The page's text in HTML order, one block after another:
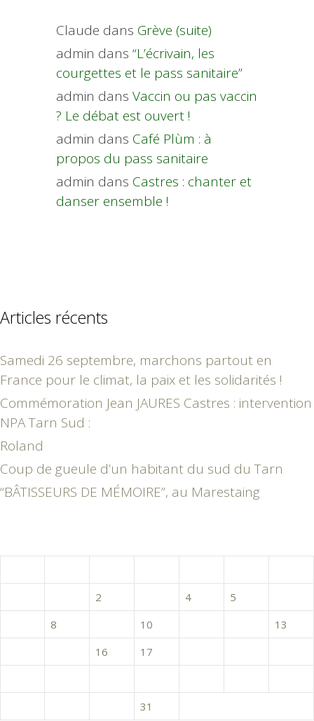
Claude dans Grève (suite)
admin dans “L’écrivain, les
courgettes et le pass sanitaire”
admin dans Vaccin ou pas vaccin
? Le débat est ouvert !
admin dans Café Plùm : à
propos du pass sanitaire
admin dans Castres : chanter et
danser ensemble !
Articles récents
Samedi 26 septembre, marchons partout en
France pour le climat, la paix et les solidarités !
Commémoration Jean JAURES Castres : intervention
NPA Tarn Sud :
Roland
Coup de gueule d’un habitant du sud du Tarn
“BÂTISSEURS DE MÉMOIRE”, au Marestaing
2 4 5
8 10
13
16 17
31